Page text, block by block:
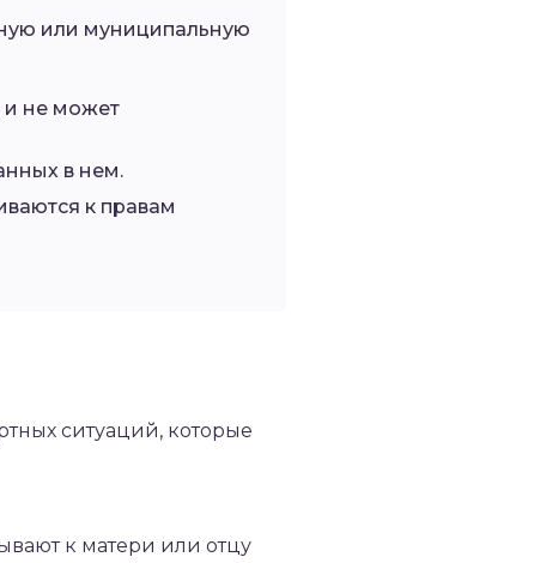
или муниципальную
и не может
в нем.
к правам
ситуаций, которые
к матери или отцу